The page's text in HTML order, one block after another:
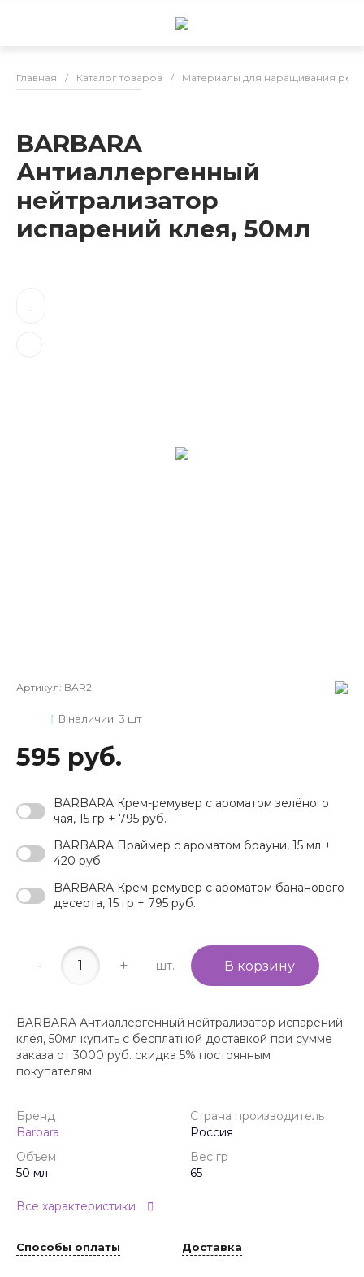
Главная / Каталог товаров / Материалы для наращивания
BARBARA
Антиаллергенный
нейтрализатор
испарений клея, 50мл
Артикул: BAR2
В наличии: 3 шт
595 руб.
BARBARA Крем-ремувер с ароматом зелёного
чая, 15 гр + 795 руб.
BARBARA Праймер с ароматом брауни, 15 мл +
420 руб.
BARBARA Крем-ремувер с ароматом бананового
десерта, 15 гр + 795 руб.
- + шт. В корзину
BARBARA Антиаллергенный нейтрализатор испарений
клея, 50мл купить с бесплатной доставкой при сумме
заказа от 3000 руб. скидка 5% постоянным
покупателям.
Бренд
Barbara
Страна производитель
Россия
Объем
50 мл
Вес гр
65
Все характеристики
Способы оплаты Доставка